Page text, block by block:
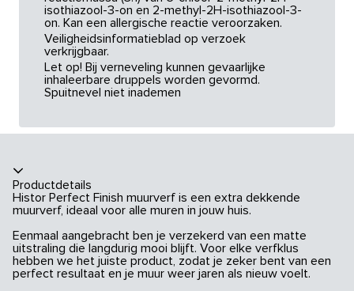
isothiazool-3-on en 2-methyl-2H-isothiazool-3-
on. Kan een allergische reactie veroorzaken.
Veiligheidsinformatieblad op verzoek
verkrijgbaar.
Let op! Bij verneveling kunnen gevaarlijke
inhaleerbare druppels worden gevormd.
Spuitnevel niet inademen
Productdetails
Histor Perfect Finish muurverf is een extra dekkende
muurverf, ideaal voor alle muren in jouw huis.
Eenmaal aangebracht ben je verzekerd van een matte
uitstraling die langdurig mooi blijft. Voor elke verfklus
hebben we het juiste product, zodat je zeker bent van een
perfect resultaat en je muur weer jaren als nieuw voelt.